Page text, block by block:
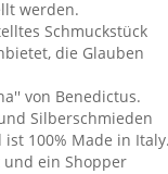
werden.
Schmuckstück
die Glauben
von Benedictus.
Silberschmieden
100% Made in
und ein Shopper